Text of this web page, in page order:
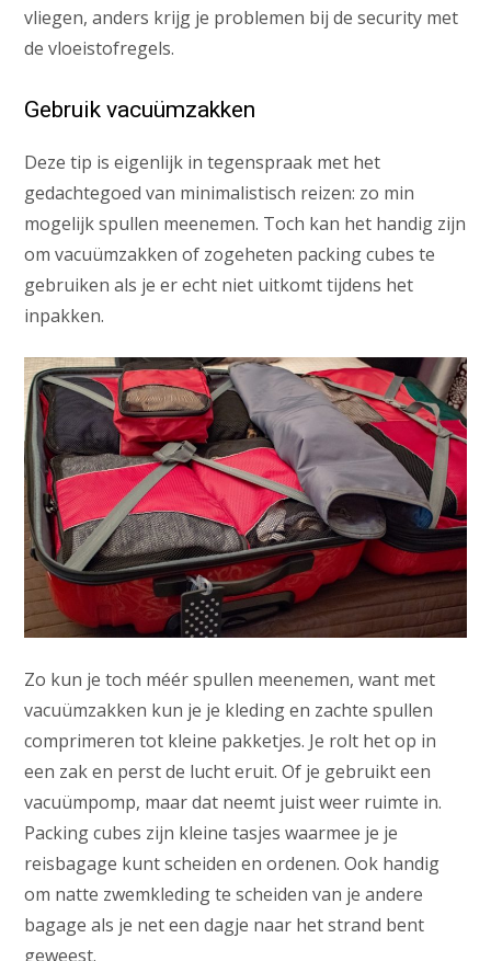
vliegen, anders krijg je problemen bij de security met
de vloeistofregels.
Gebruik vacuümzakken
Deze tip is eigenlijk in tegenspraak met het
gedachtegoed van minimalistisch reizen: zo min
mogelijk spullen meenemen. Toch kan het handig zijn
om vacuümzakken of zogeheten packing cubes te
gebruiken als je er echt niet uitkomt tijdens het
inpakken.
Zo kun je toch méér spullen meenemen, want met
vacuümzakken kun je je kleding en zachte spullen
comprimeren tot kleine pakketjes. Je rolt het op in
een zak en perst de lucht eruit. Of je gebruikt een
vacuümpomp, maar dat neemt juist weer ruimte in.
Packing cubes zijn kleine tasjes waarmee je je
reisbagage kunt scheiden en ordenen. Ook handig
om natte zwemkleding te scheiden van je andere
bagage als je net een dagje naar het strand bent
geweest.